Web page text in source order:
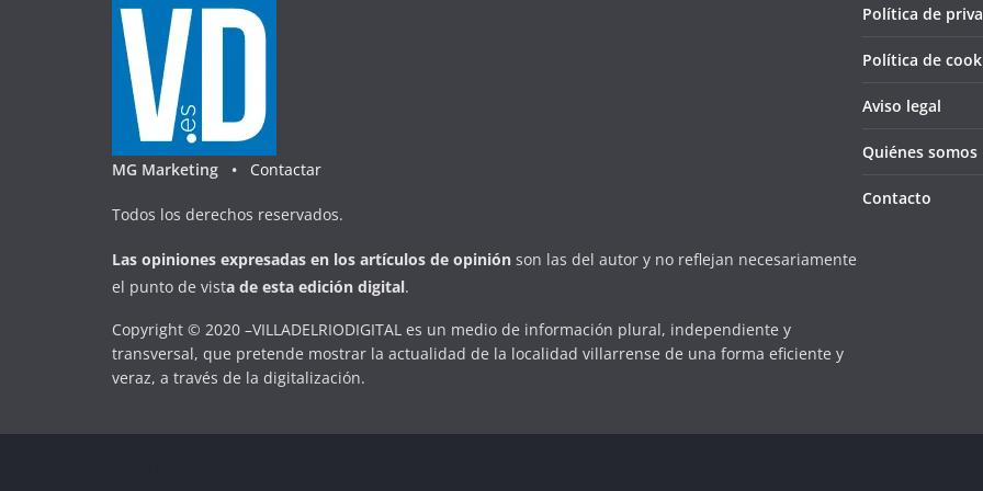
MG Marketing • Contactar
Todos los derechos reservados.
Las opiniones expresadas en los artículos de opinión son las del autor y no reflejan necesariamente
el punto de vista de esta edición digital.
Copyright © 2020 –VILLADELRIODIGITAL es un medio de información plural, independiente y
transversal, que pretende mostrar la actualidad de la localidad villarrense de una forma eficiente y
veraz, a través de la digitalización.
Política de
Política de
Aviso legal
Quiénes somos
Contacto